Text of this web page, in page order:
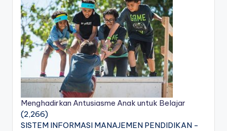
Menghadirkan Antusiasme Anak untuk Belajar
(2,266)
SISTEM INFORMASI MANAJEMEN PENDIDIKAN -